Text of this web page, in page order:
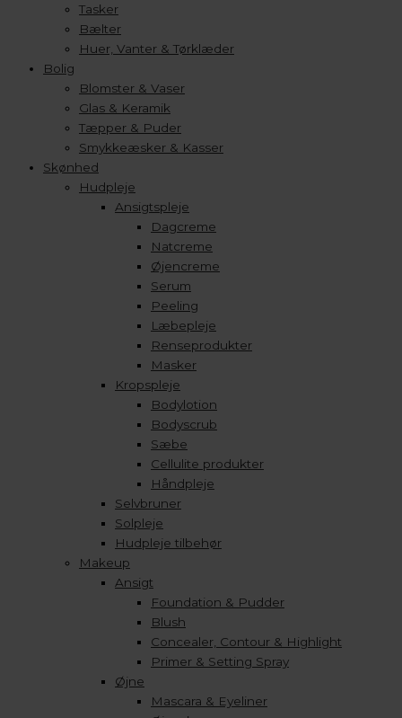
Tasker
Bælter
Huer, Vanter & Tørklæder
Bolig
Blomster & Vaser
Glas & Keramik
Tæpper & Puder
Smykkeæsker & Kasser
Skønhed
Hudpleje
Ansigtspleje
Dagcreme
Natcreme
Øjencreme
Serum
Peeling
Læbepleje
Renseprodukter
Masker
Kropspleje
Bodylotion
Bodyscrub
Sæbe
Cellulite produkter
Håndpleje
Selvbruner
Solpleje
Hudpleje tilbehør
Makeup
Ansigt
Foundation & Pudder
Blush
Concealer, Contour & Highlight
Primer & Setting Spray
Øjne
Mascara & Eyeliner